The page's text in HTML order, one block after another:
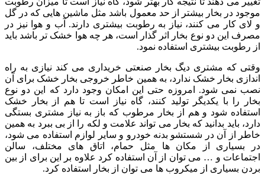
موجود در بخار بیشتر از حد معمول باشد مثل ماشین هایی که در گل
و لای کار می کنند، نیاز به رطوبت بیشتری دارند. آب و هوا نیز در
مصرف این دو نوع بخار اثر گذار است، هر چه هوا خشک تر باشد باید
از رطوبت بیشتری استفاده نمود.
وقتی که مشتری دیگ بخار صنعتی خریداری می کند نیازی به راه
اندازی بخار خشک ندارد، به همین خاطر خروجی بخار خشک برای آن
نصب نمی شود. امروزه حتی این امکان وجود دارد که این دو نوع
بخار را با یکدیگر تولید کنند، گاه نیاز است تا هم از بخار خشک
استفاده شود و هم از بخار مرطوب که باز به نیاز مشتری بستگی
دارد، باید بدانید که بخار می تواند علامت و لکه را از بی ببرد به همین
خاطر از آن در شستشو بدنه خودرو و سایر لوازم استفاده می شود،
در بسیاری از مکان ها مثل حمام، اتاق های مختلف، سالن
اجتماعات و … می توان از آن استفاده کرد علاوه بر این برای از بین
بردن بسیاری از میکروب ها می توان از بخار استفاده کرد.